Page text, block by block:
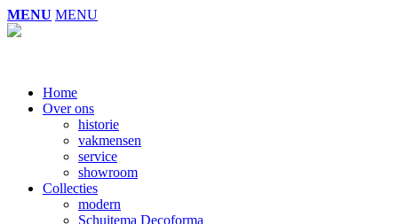
MENU MENU
Home
Over ons
historie
vakmensen
service
showroom
Collecties
modern
Schuitema Decoforma